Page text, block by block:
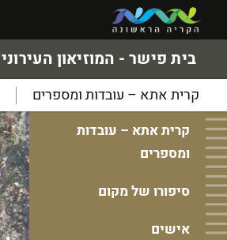
בית פישר - המוזיאון העירוני
קרית אתא – עובדות ומספרים
קרית אתא – עובדות
ומספרים
סיפורו של מקום
אישים